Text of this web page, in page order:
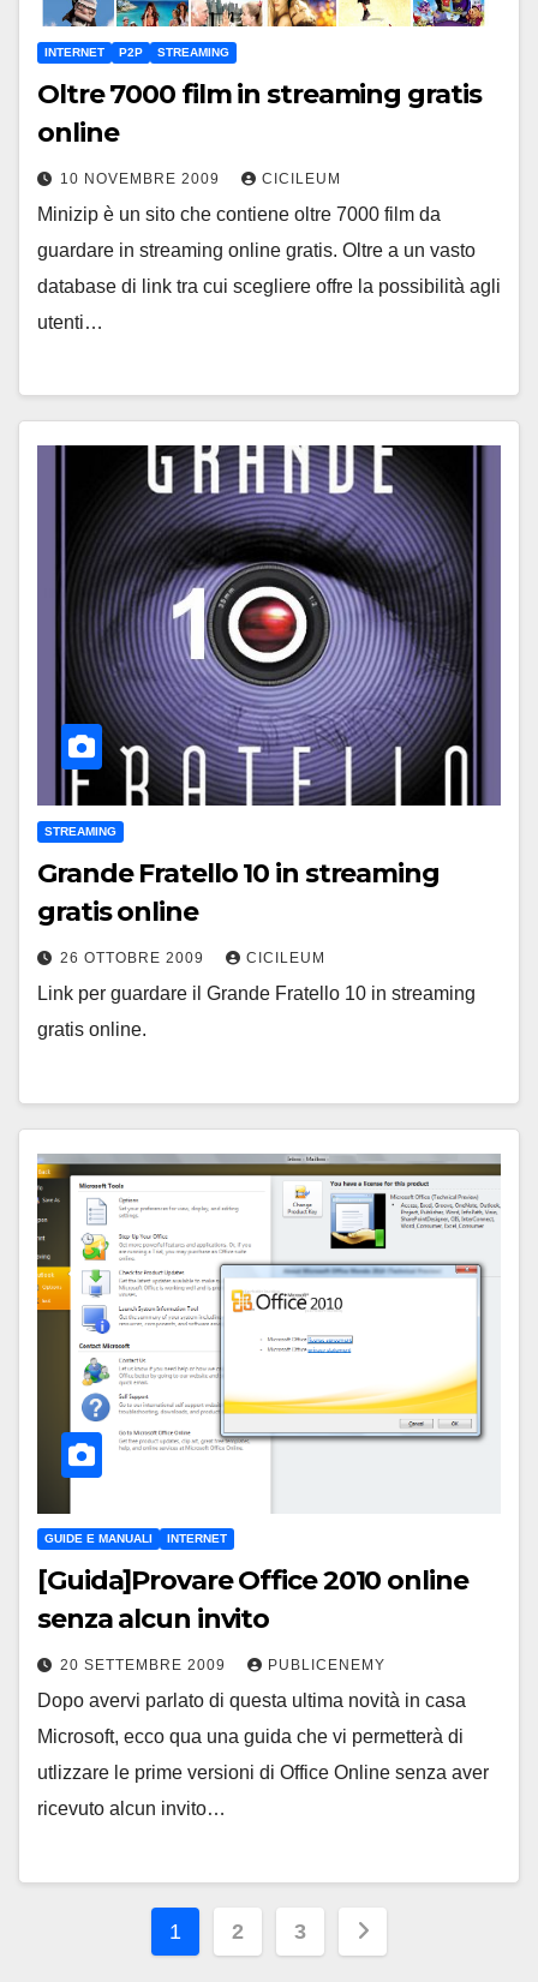
INTERNET P2P STREAMING
Oltre 7000 film in streaming gratis
online
10 NOVEMBRE 2009 CICILEUM
Minizip è un sito che contiene oltre 7000 film da
guardare in streaming online gratis. Oltre a un vasto
database di link tra cui scegliere offre la possibilità agli
utenti…
STREAMING
Grande Fratello 10 in streaming
gratis online
26 OTTOBRE 2009 CICILEUM
Link per guardare il Grande Fratello 10 in streaming
gratis online.
GUIDE E MANUALI INTERNET
[Guida]Provare Office 2010 online
senza alcun invito
20 SETTEMBRE 2009 PUBLICENEMY
Dopo avervi parlato di questa ultima novità in casa
Microsoft, ecco qua una guida che vi permetterà di
utlizzare le prime versioni di Office Online senza aver
ricevuto alcun invito…
Paginazione
1 2 3